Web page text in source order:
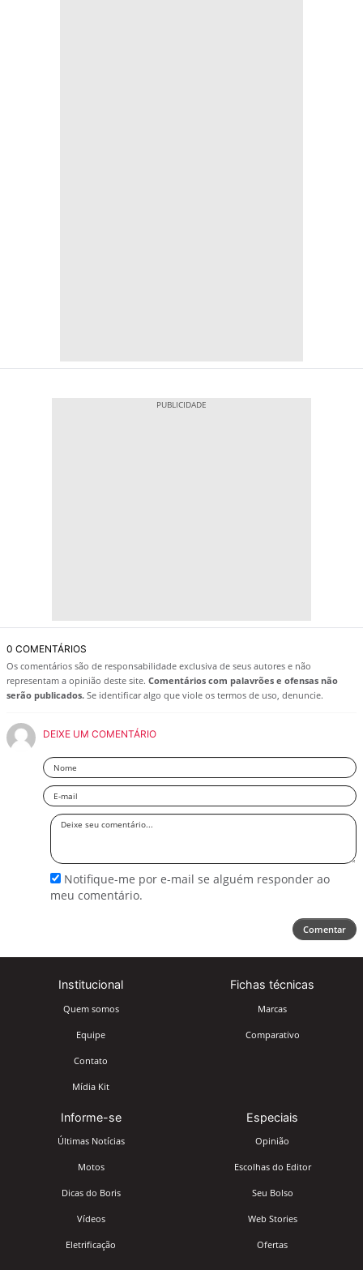
0 COMENTÁRIOS
Os comentários são de responsabilidade exclusiva de seus autores e não
representam a opinião deste site. Comentários com palavrões e ofensas não
serão publicados. Se identificar algo que viole os termos de uso, denuncie.
DEIXE UM COMENTÁRIO
Nome
Email
Deixe
Notifique-me por e-mail se alguém responder ao
meu comentário.
Comentar
Institucional
Quem somos
Equipe
Contato
Mídia Kit
Fichas técnicas
Marcas
Comparativo
Informe-se
Últimas Notícias
Motos
Dicas do Boris
Vídeos
Eletrificação
Especiais
Opinião
Escolhas do Editor
Seu Bolso
Web Stories
Ofertas